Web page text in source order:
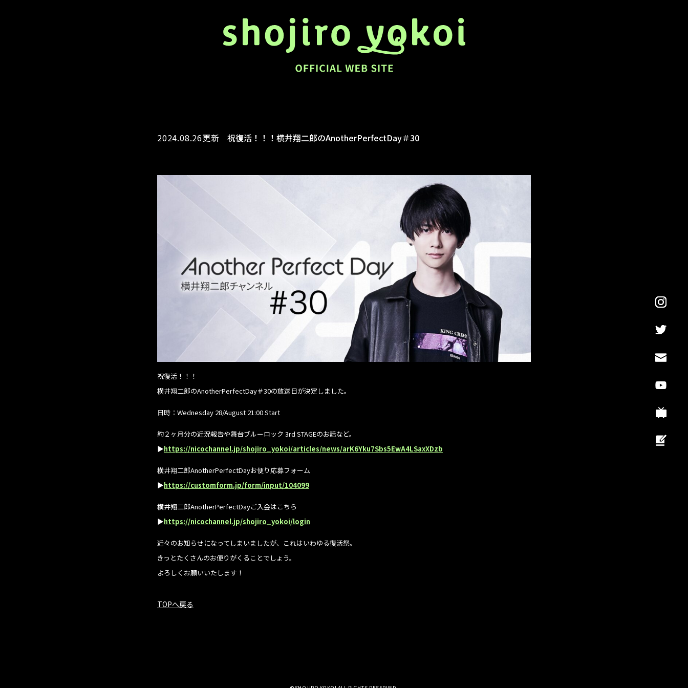
2024.08.26更新 祝復活！！！横井翔二郎のAnotherPerfectDay＃30
祝復活！！！
横井翔二郎のAnotherPerfectDay＃30の放送日が決定しました。
日時：Wednesday 28/August 21:00 Start
約２ヶ月分の近況報告や舞台ブルーロック 3rd STAGEのお話など。
▶︎https://nicochannel.jp/shojiro_yokoi/articles/news/arK6Yku7Sbs5EwA4LSaxXDzb
横井翔二郎AnotherPerfectDayお便り応募フォーム
▶︎https://customform.jp/form/input/104099
横井翔二郎AnotherPerfectDayご入会はこちら
▶︎https://nicochannel.jp/shojiro_yokoi/login
近々のお知らせになってしまいましたが、これはいわゆる復活祭。
きっとたくさんのお便りがくることでしょう。
よろしくお願いいたします！
TOPへ戻る